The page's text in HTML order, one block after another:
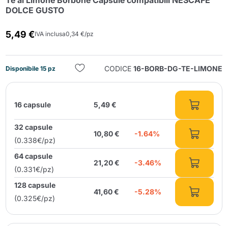
DOLCE GUSTO
5,49 €IVA inclusa0,34 €/pz
Disponibile 15 pz CODICE 16-BORB-DG-TE-LIMONE
16 capsule 5,49 €
32 capsule
(0.338€/pz)
10,80 € -1.64%
64 capsule
(0.331€/pz)
21,20 € -3.46%
128 capsule
(0.325€/pz)
41,60 € -5.28%